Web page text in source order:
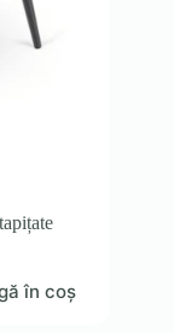
în coș